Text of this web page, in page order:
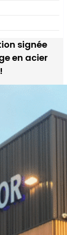
signée
en acier